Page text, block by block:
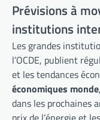
Prévisions à
institutions
Les grandes
l’OCDE, publient
et les tendances
économiques monde
dans les prochaines